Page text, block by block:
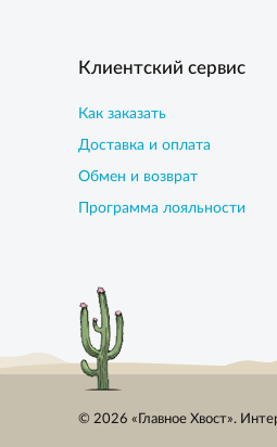
Клиентский сервис
Как заказать
Доставка и оплата
Обмен и возврат
Программа лояльности
© 2026 «Главное Хвост».